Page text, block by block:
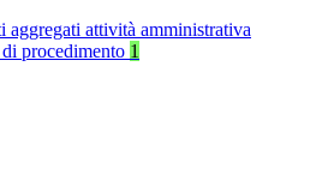
aggregati attività amministrativa
procedimento 1